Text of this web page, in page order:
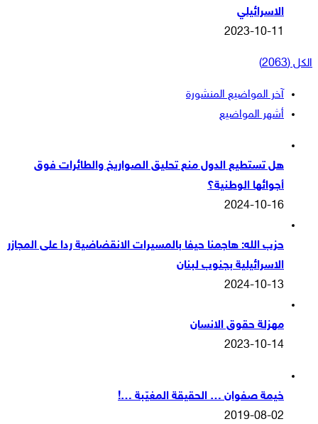
الاسرائيلي
2023-10-11
الكل (2063)
آخر المواضيع المنشورة
أشهر المواضيع
هل تستطيع الدول منع تحليق الصواريخ والطائرات فوق
أجوائها الوطنية؟
2024-10-16
حزب الله: هاجمنا حيفا بالمسيرات الانقضاضية ردا على المجازر
الاسرائيلية بجنوب لبنان
2024-10-13
مهزلة حقوق الانسان
2023-10-14
خيمة صفوان … الحقيقة المغيّبة …!
2019-08-02